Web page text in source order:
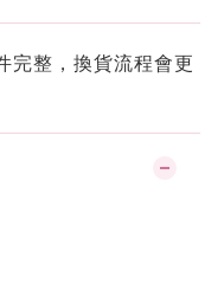
完整，換貨流程會更